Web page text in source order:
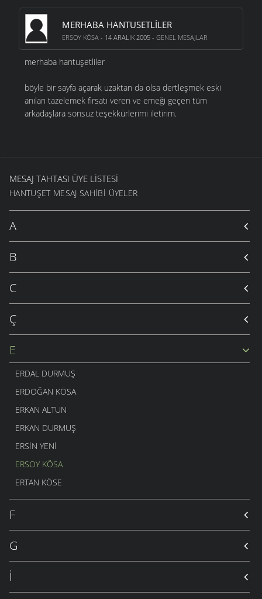
MERHABA HANTUSETLILER
ERSOY KÖSA - 14 ARALIK 2005 - GENEL MESAJLAR
merhaba hantuşetliler
böyle bir sayfa açarak uzaktan da olsa dertleşmek eski
anıları tazelemek fırsatı veren ve emeği geçen tüm
arkadaşlara sonsuz teşekkürlerimi iletirim.
MESAJ TAHTASI ÜYE LISTESI
HANTUŞET MESAJ SAHIBI ÜYELER
A
B
C
Ç
E
ERDAL DURMUŞ
ERDOĞAN KÖSA
ERKAN ALTUN
ERKAN DURMUŞ
ERSIN YENI
ERSOY KÖSA
ERTAN KÖSE
F
G
İ